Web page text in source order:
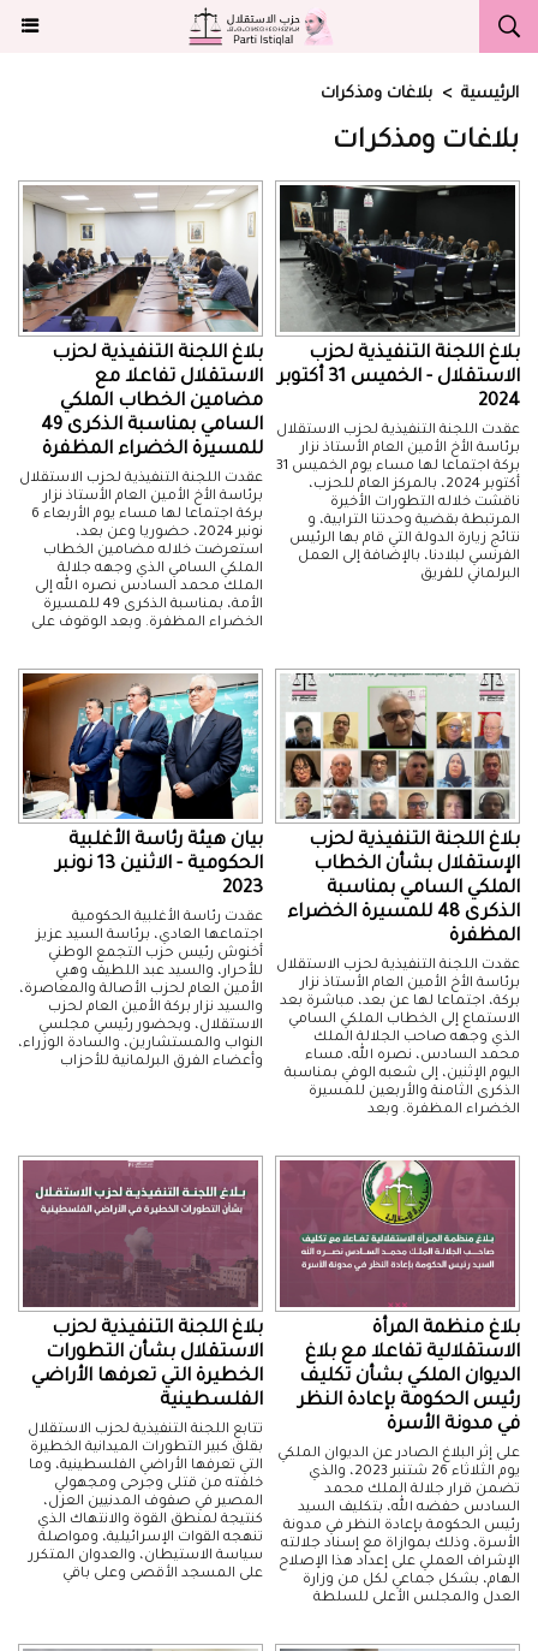
الرئيسية > بلاغات ومذكرات
بلاغات ومذكرات
بلاغ اللجنة التنفيذية لحزب
الاستقلال تفاعلا مع
مضامين الخطاب الملكي
السامي بمناسبة الذكرى 49
للمسيرة الخضراء المظفرة
عقدت اللجنة التنفيذية لحزب الاستقلال
برئاسة الأخ الأمين العام الأستاذ نزار
بركة اجتماعا لها مساء يوم الأربعاء 6
نونبر 2024، حضوريا وعن بعد،
استعرضت خلاله مضامين الخطاب
الملكي السامي الذي وجهه جلالة
الملك محمد السادس نصره الله إلى
الأمة، بمناسبة الذكرى 49 للمسيرة
الخضراء المظفرة. وبعد الوقوف على
بلاغ اللجنة التنفيذية لحزب
الاستقلال - الخميس 31 أكتوبر
2024
عقدت اللجنة التنفيذية لحزب الاستقلال
برئاسة الأخ الأمين العام الأستاذ نزار
بركة اجتماعا لها مساء يوم الخميس 31
أكتوبر 2024، بالمركز العام للحزب،
ناقشت خلاله التطورات الأخيرة
المرتبطة بقضية وحدتنا الترابية، و
نتائج زيارة الدولة التي قام بها الرئيس
الفرنسي لبلادنا، بالإضافة إلى العمل
البرلماني للفريق
بيان هيئة رئاسة الأغلبية
الحكومية - الاثنين 13 نونبر
2023
عقدت رئاسة الأغلبية الحكومية
اجتماعها العادي، برئاسة السيد عزيز
أخنوش رئيس حزب التجمع الوطني
للأحرار، والسيد عبد اللطيف وهبي
الأمين العام لحزب الأصالة والمعاصرة،
والسيد نزار بركة الأمين العام لحزب
الاستقلال، وبحضور رئيسي مجلسي
النواب والمستشارين، والسادة الوزراء،
وأعضاء الفرق البرلمانية للأحزاب
بلاغ اللجنة التنفيذية لحزب
الإستقلال بشأن الخطاب
الملكي السامي بمناسبة
الذكرى 48 للمسيرة الخضراء
المظفرة
عقدت اللجنة التنفيذية لحزب الاستقلال
برئاسة الأخ الأمين العام الأستاذ نزار
بركة، اجتماعا لها عن بعد، مباشرة بعد
الاستماع إلى الخطاب الملكي السامي
الذي وجهه صاحب الجلالة الملك
محمد السادس، نصره الله، مساء
اليوم الإثنين، إلى شعبه الوفي بمناسبة
الذكرى الثامنة والأربعين للمسيرة
الخضراء المظفرة. وبعد
بلاغ اللجنة التنفيذية لحزب
الاستقلال بشأن التطورات
الخطيرة التي تعرفها الأراضي
الفلسطينية
تتابع اللجنة التنفيذية لحزب الاستقلال
بقلق كبير التطورات الميدانية الخطيرة
التي تعرفها الأراضي الفلسطينية، وما
خلفته من قتلى وجرحى ومجهولي
المصير في صفوف المدنيين العزل،
كنتيجة لمنطق القوة والانتهاك الذي
تنهجه القوات الإسرائيلية، ومواصلة
سياسة الاستيطان، والعدوان المتكرر
على المسجد الأقصى وعلى باقي
​بلاغ منظمة المرأة
الاستقلالية تفاعلا مع بلاغ
الديوان الملكي بشأن تكليف
رئيس الحكومة بإعادة النظر
في مدونة الأسرة
على إثر البلاغ الصادر عن الديوان الملكي
يوم الثلاثاء 26 شتنبر 2023، والذي
تضمن قرار جلالة الملك محمد
السادس حفضه الله، بتكليف السيد
رئيس الحكومة بإعادة النظر في مدونة
الأسرة، وذلك بموازاة مع إسناد جلالته
الإشراف العملي على إعداد هذا الإصلاح
الهام، بشكل جماعي لكل من وزارة
العدل والمجلس الأعلى للسلطة